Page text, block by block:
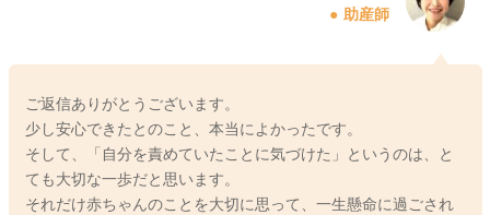
妊娠中は気持ちも揺れやすい時期です。
大丈夫ですよ。
休んでも張りが続く、痛みが強い、出血がある、胎動が少ない
などがあれば、迷わず産院へ連絡してくださいね。
一人で抱え込まなくて大丈夫ですよ。
助産師
ご返信ありがとうございます。
少し安心できたとのこと、本当によかったです。
そして、「自分を責めていたことに気づけた」というのは、と
ても大切な一歩だと思います。
それだけ赤ちゃんのことを大切に思って、一生懸命に過ごされ